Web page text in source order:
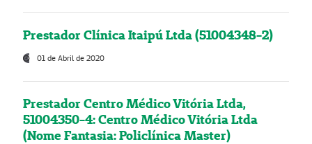
Prestador Clínica Itaipú Ltda (51004348-2)
01 de Abril de 2020
Prestador Centro Médico Vitória Ltda,
51004350-4: Centro Médico Vitória Ltda
(Nome Fantasia: Policlínica Master)